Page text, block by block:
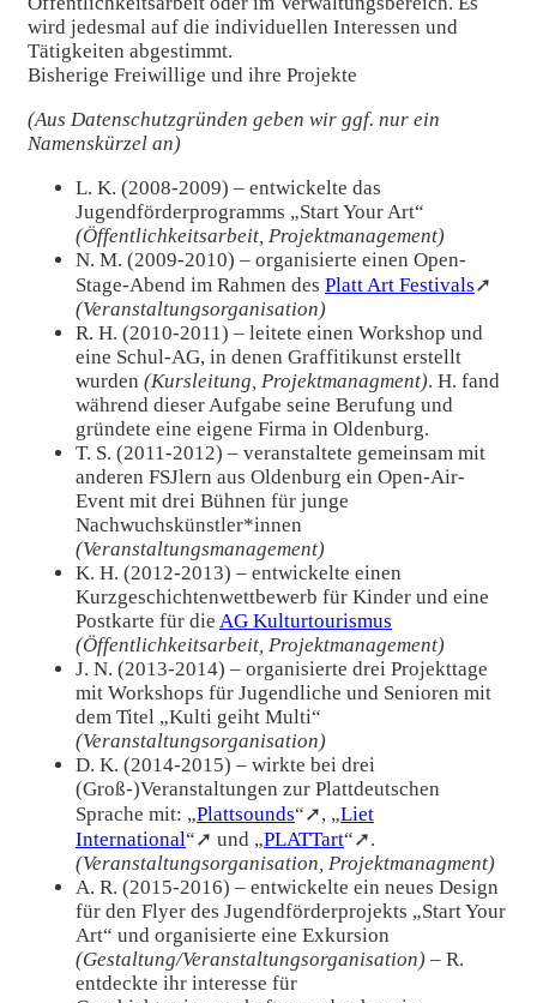
wird jedesmal auf die individuellen Interessen und
Tätigkeiten abgestimmt.
Bisherige Freiwillige und ihre Projekte
(Aus Datenschutzgründen geben wir ggf. nur ein
Namenskürzel an)
L. K. (2008-2009) – entwickelte das
Jugendförderprogramms „Start Your Art“
(Öffentlichkeitsarbeit, Projektmanagement)
N. M. (2009-2010) – organisierte einen Open-
Stage-Abend im Rahmen des Platt Art Festivals➚
(Veranstaltungsorganisation)
R. H. (2010-2011) – leitete einen Workshop und
eine Schul-AG, in denen Graffitikunst erstellt
wurden (Kursleitung, Projektmanagment). H. fand
während dieser Aufgabe seine Berufung und
gründete eine eigene Firma in Oldenburg.
T. S. (2011-2012) – veranstaltete gemeinsam mit
anderen FSJlern aus Oldenburg ein Open-Air-
Event mit drei Bühnen für junge
Nachwuchskünstler*innen
(Veranstaltungsmanagement)
K. H. (2012-2013) – entwickelte einen
Kurzgeschichtenwettbewerb für Kinder und eine
Postkarte für die AG Kulturtourismus
(Öffentlichkeitsarbeit, Projektmanagement)
J. N. (2013-2014) – organisierte drei Projekttage
mit Workshops für Jugendliche und Senioren mit
dem Titel „Kulti geiht Multi“
(Veranstaltungsorganisation)
D. K. (2014-2015) – wirkte bei drei
(Groß-)Veranstaltungen zur Plattdeutschen
Sprache mit: „Plattsounds“➚, „Liet
International“➚ und „PLATTart“➚.
(Veranstaltungsorganisation, Projektmanagment)
A. R. (2015-2016) – entwickelte ein neues Design
für den Flyer des Jugendförderprojekts „Start Your
Art“ und organisierte eine Exkursion
(Gestaltung/Veranstaltungsorganisation) – R.
entdeckte ihr interesse für